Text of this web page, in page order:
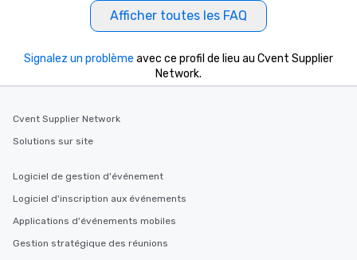
Afficher toutes les FAQ
Signalez un problème avec ce profil de lieu au Cvent Supplier
Network.
Cvent Supplier Network
Solutions sur site
Logiciel de gestion d'événement
Logiciel d'inscription aux événements
Applications d'événements mobiles
Gestion stratégique des réunions